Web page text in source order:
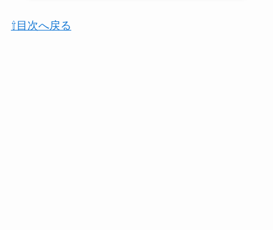
⇧目次へ戻る